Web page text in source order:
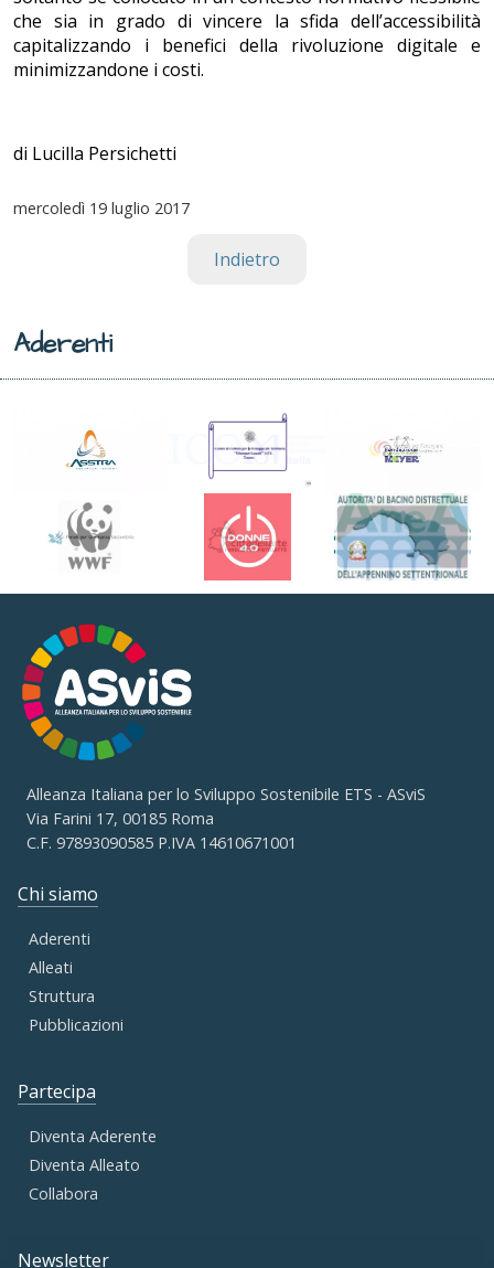
che sia in grado di vincere la sfida dell’accessibilità
capitalizzando i benefici della rivoluzione digitale e
minimizzandone i costi.
di Lucilla Persichetti
mercoledì 19 luglio 2017
Indietro
Aderenti
Alleanza Italiana per lo Sviluppo Sostenibile ETS - ASviS
Via Farini 17, 00185 Roma
C.F. 97893090585 P.IVA 14610671001
Chi siamo
Aderenti
Alleati
Struttura
Pubblicazioni
Partecipa
Diventa Aderente
Diventa Alleato
Collabora
Newsletter